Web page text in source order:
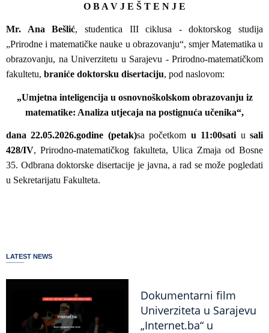
O B A V J E Š T E N J E
Mr. Ana Bešlić, studentica III ciklusa - doktorskog studija
„Prirodne i matematičke nauke u obrazovanju“, smjer Matematika u
obrazovanju, na Univerzitetu u Sarajevu - Prirodno-matematičkom
fakultetu, braniće doktorsku disertaciju, pod naslovom:
„Umjetna inteligencija u osnovnoškolskom obrazovanju iz
matematike: Analiza utjecaja na postignuća učenika“,
dana22.05.2026.godine (petak)sa početkom u 11:00sati usali
428/IV, Prirodno-matematičkog fakulteta, Ulica Zmaja od Bosne
35. Odbrana doktorske disertacije je javna, a rad se može pogledati
u Sekretarijatu Fakulteta.
LATEST NEWS
Dokumentarni film
Univerziteta u Sarajevu
„Internet.ba“ u